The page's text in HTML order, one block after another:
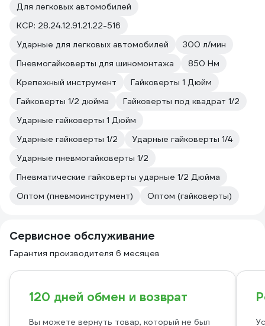
Для легковых автомобилей
КСР: 28.24.12.91.21.22-516
Ударные для легковых автомобилей
300 л/мин
Пневмогайковерты для шиномонтажа
850 Нм
Крепежный инструмент
Гайковерты 1 Дюйм
Гайковерты 1/2 дюйма
Гайковерты под квадрат 1/2
Ударные гайковерты 1 Дюйм
Ударные гайковерты 1/2
Ударные гайковерты 1/4
Ударные пневмогайковерты 1/2
Пневматические гайковерты ударные 1/2 Дюйма
Оптом (пневмоинструмент)
Оптом (гайковерты)
Сервисное обслуживание
Гарантия производителя 6 месяцев
120 дней обмен и возврат
Вы можете вернуть товар, который не был